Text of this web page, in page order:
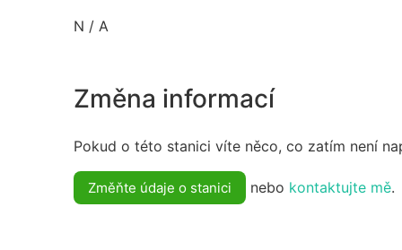
N / A
Změna informací
Pokud o této stanici víte něco, co zatím není
Změňte údaje o stanici nebo kontaktujte mě.